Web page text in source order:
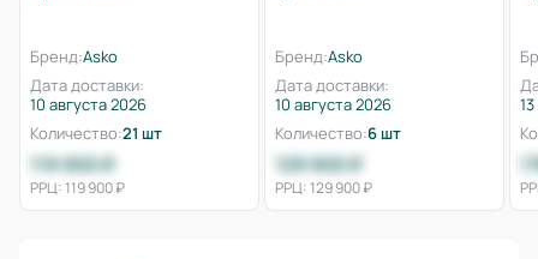
Бренд:Asko
Дата доставки:
10 августа 2026
Количество:21 шт
119 900 ₽
РРЦ: 119 900 ₽
Бренд:Asko
Дата доставки:
10 августа 2026
Количество:6 шт
129 900 ₽
РРЦ: 129 900 ₽